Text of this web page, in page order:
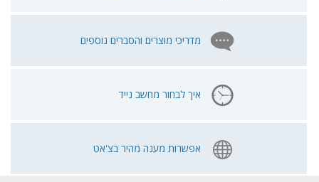
מדריכי מוצרים והסברים נוספים
איך לבחור מחשב נייד
אפשרות מענה מהיר בצ'אט